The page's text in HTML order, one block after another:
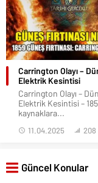
Carrington Olayı –
Elektrik Kesintisi
Carrington Olayı –
Elektrik Kesintisi –
kaynaklara...
11.04.2025 208
Güncel Konular